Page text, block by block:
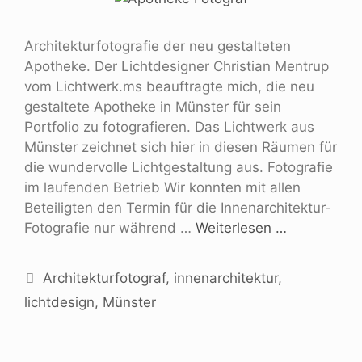
Architekturfotografie der neu gestalteten
Apotheke. Der Lichtdesigner Christian Mentrup
vom Lichtwerk.ms beauftragte mich, die neu
gestaltete Apotheke in Münster für sein
Portfolio zu fotografieren. Das Lichtwerk aus
Münster zeichnet sich hier in diesen Räumen für
die wundervolle Lichtgestaltung aus. Fotografie
im laufenden Betrieb Wir konnten mit allen
Beteiligten den Termin für die Innenarchitektur-
Fotografie nur während … Weiterlesen …
Architekturfotograf, innenarchitektur,
lichtdesign, Münster